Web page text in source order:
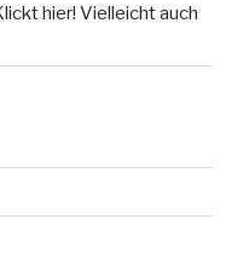
hier! Vielleicht auch